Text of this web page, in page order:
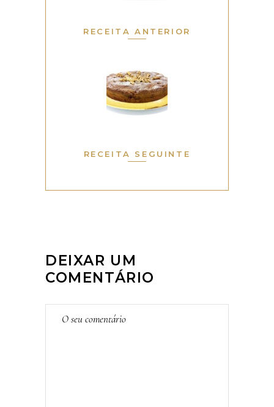
RECEITA ANTERIOR
RECEITA SEGUINTE
DEIXAR UM
COMENTÁRIO